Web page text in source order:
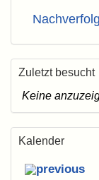
Zuletzt besucht
Keine
Kalender